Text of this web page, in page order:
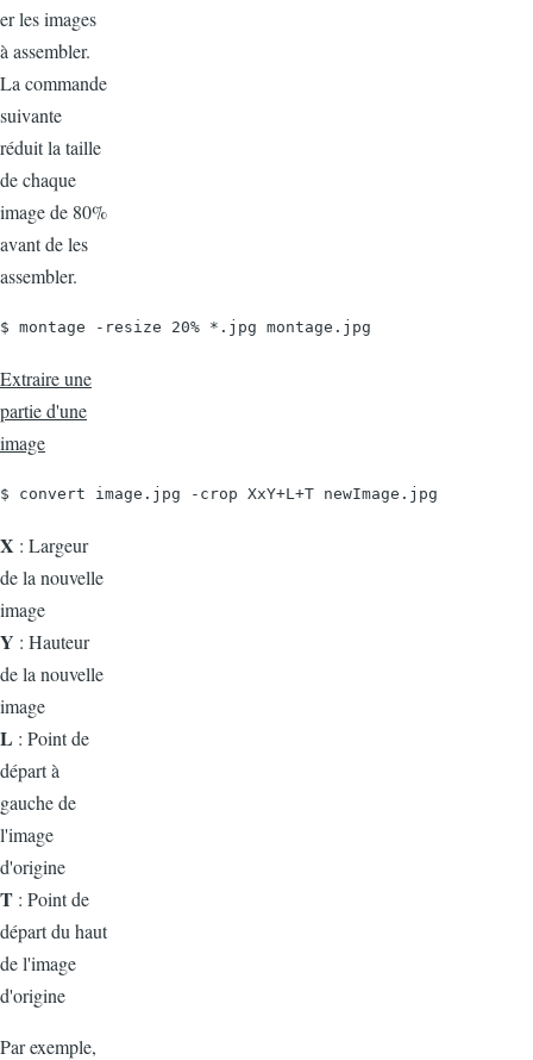
er les images
à assembler.
La commande
suivante
réduit la taille
de chaque
image de 80%
avant de les
assembler.
$ montage -resize 20% *.jpg montage.jpg
Extraire une
partie d'une
image
$ convert image.jpg -crop XxY+L+T newImage.jpg
X : Largeur
de la nouvelle
image
Y : Hauteur
de la nouvelle
image
L : Point de
départ à
gauche de
l'image
d'origine
T : Point de
départ du haut
de l'image
d'origine
Par exemple,